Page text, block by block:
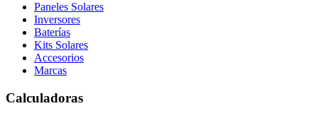
Paneles Solares
Inversores
Baterías
Kits Solares
Accesorios
Marcas
Calculadoras